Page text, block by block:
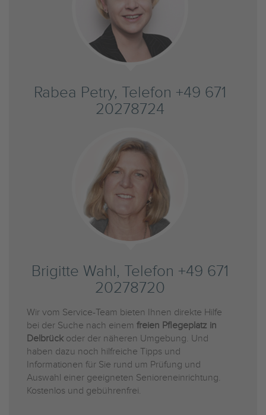
Rabea Petry, Telefon +49 671
20278724
Brigitte Wahl, Telefon +49 671
20278720
Wir vom Service-Team bieten Ihnen direkte Hilfe
bei der Suche nach einem freien Pflegeplatz in
Delbrück oder der näheren Umgebung. Und
haben dazu noch hilfreiche Tipps und
Informationen für Sie rund um Prüfung und
Auswahl einer geeigneten Senioreneinrichtung.
Kostenlos und gebührenfrei.